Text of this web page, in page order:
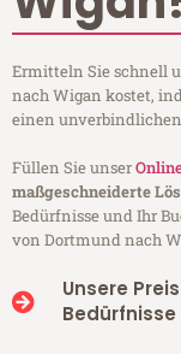
Ermitteln Sie schnell
nach Wigan kostet,
einen
Füllen Sie unser
maßgeschneiderte
Bedürfnisse und Ihr
von Dortmund nach
Unsere